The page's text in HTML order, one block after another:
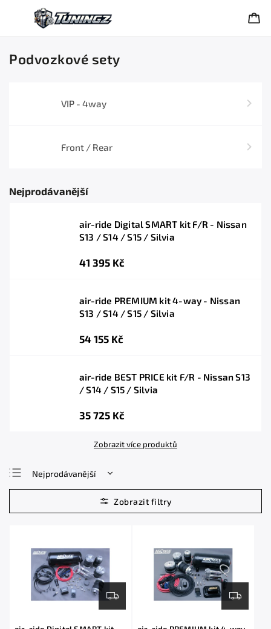
Podvozkové sety
VIP - 4way
Front / Rear
Nejprodávanější
air-ride Digital SMART kit F/R - Nissan
S13 / S14 / S15 / Silvia
41 395 Kč
air-ride PREMIUM kit 4-way - Nissan
S13 / S14 / S15 / Silvia
54 155 Kč
air-ride BEST PRICE kit F/R - Nissan S13
/ S14 / S15 / Silvia
35 725 Kč
Zobrazit více produktů
Nejprodávanější
Nejlevnější
Nejdražší